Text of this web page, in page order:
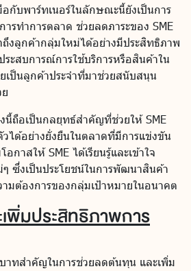
กับพาร์ทเนอร์ในลักษณะนี้ยังเป็นการ
รทำการตลาด ช่วยลดภาระของ SME
ถึงลูกค้ากลุ่มใหม่ได้อย่างมีประสิทธิภาพ
ะสบการณ์การใช้บริการหรือสินค้าใน
เป็นลูกค้าประจำที่มาช่วยสนับสนุน
นี้ถือเป็นกลยุทธ์สำคัญที่ช่วยให้ SME
วได้อย่างยั่งยืนในตลาดที่มีการแข่งขัน
กาสให้ SME ได้เรียนรู้และเข้าใจ
ซึ่งเป็นประโยชน์ในการพัฒนาสินค้า
ามต้องการของกลุ่มเป้าหมายในอนาคต
พิ่มประสิทธิภาพการ
าทสำคัญในการช่วยลดต้นทุน และเพิ่ม